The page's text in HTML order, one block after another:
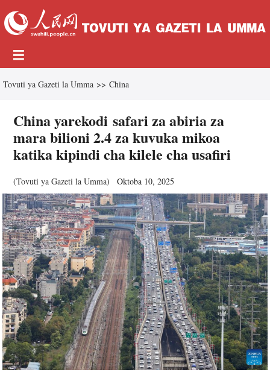
Tovuti ya Gazeti la Umma >> China
China yarekodi safari za abiria za
mara bilioni 2.4 za kuvuka mikoa
katika kipindi cha kilele cha usafiri
(Tovuti ya Gazeti la Umma) Oktoba 10, 2025